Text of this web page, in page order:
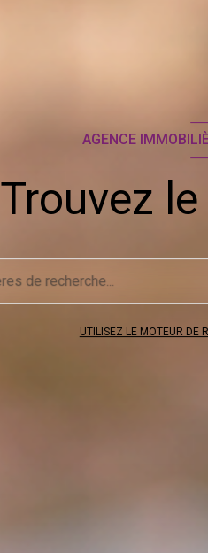
AGENCE
Trouvez
UTILISEZ LE MOTEUR DE